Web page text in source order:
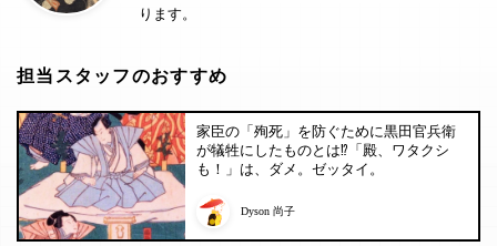
ります。
担当スタッフのおすすめ
家臣の「殉死」を防ぐために黒田官兵衛
が犠牲にしたものとは⁉︎「殿、ワタクシ
も！」は、ダメ。ゼッタイ。
Dyson 尚子